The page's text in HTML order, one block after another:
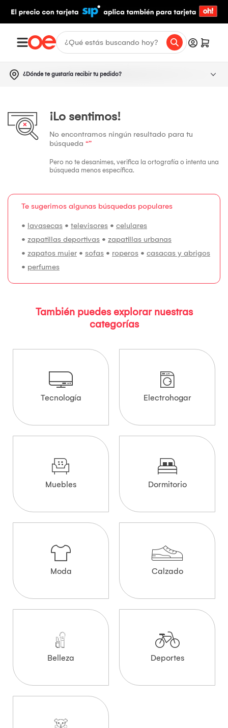
¿Dónde te gustaría recibir tu pedido?
¡Lo sentimos!
No encontramos ningún resultado para tu
búsqueda “”
Pero no te desanimes, verifica la ortografía o intenta una
búsqueda menos específica.
Te sugerimos algunas búsquedas populares
• lavasecas • televisores • celulares
• zapatillas deportivas • zapatillas urbanas
• zapatos mujer • sofas • roperos • casacas y abrigos
• perfumes
También puedes explorar nuestras
categorías
Tecnología Electrohogar
Muebles Dormitorio
Moda Calzado
Belleza Deportes